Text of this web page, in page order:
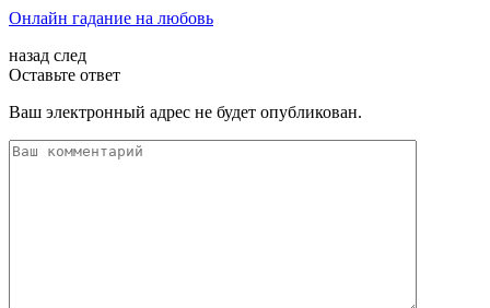
Онлайн гадание на любовь
назад след
Оставьте ответ
Ваш электронный адрес не будет опубликован.